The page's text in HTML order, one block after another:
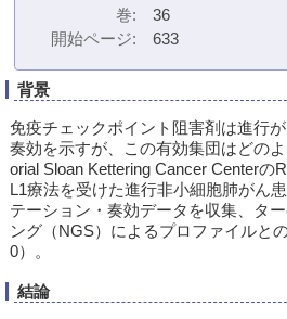
巻
36
開始ページ
633
背景
免疫チェックポイント阻害剤は進行
奏効を示すが、この有効集団はどの
orial Sloan Kettering Cancer Centerの
L1療法を受けた進行非小細胞肺がん
テーション・奏効データを収集、タ
ング（NGS）によるプロファイルと
0）。
結論